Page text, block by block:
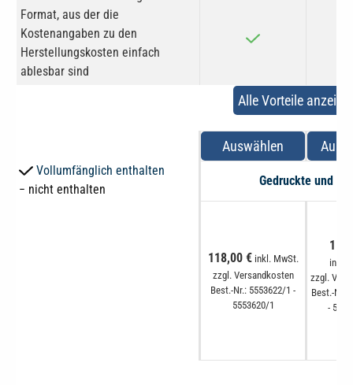
Format, aus der die
Kostenangaben zu den
Herstellungskosten einfach
ablesbar sind
Alle Vorteile
Auswählen
Vollumfänglich enthalten
− nicht enthalten
Gedruckte und
118,00 €inkl. MwSt.
zzgl. Versandkosten
Best.-Nr.: 5553622/1 -
5553620/1
inkl.
zzgl.
Best.-Nr.:
-